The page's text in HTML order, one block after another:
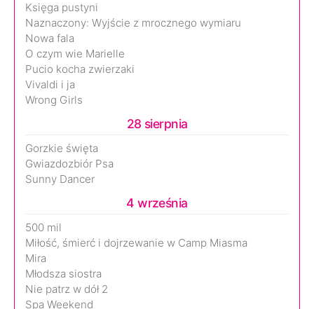
Księga pustyni
Naznaczony: Wyjście z mrocznego wymiaru
Nowa fala
O czym wie Marielle
Pucio kocha zwierzaki
Vivaldi i ja
Wrong Girls
28 sierpnia
Gorzkie święta
Gwiazdozbiór Psa
Sunny Dancer
4 września
500 mil
Miłość, śmierć i dojrzewanie w Camp Miasma
Mira
Młodsza siostra
Nie patrz w dół 2
Spa Weekend